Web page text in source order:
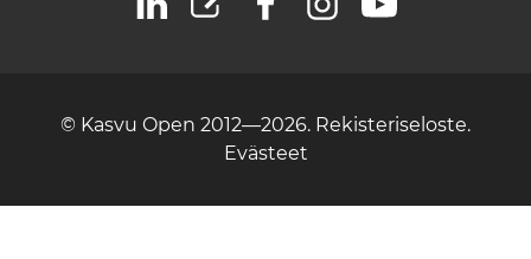
© Kasvu Open 2012—2026. Rekisteriseloste.
Evästeet